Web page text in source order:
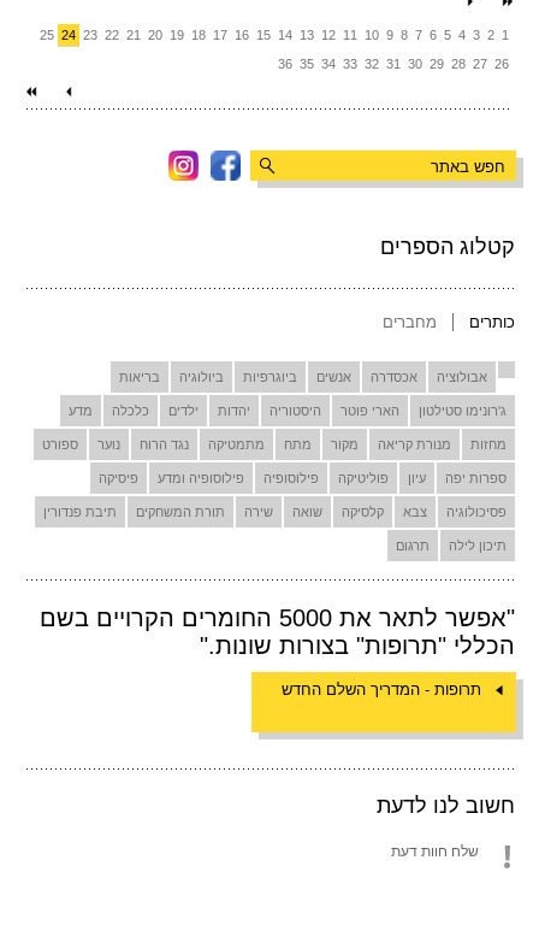
קטלוג הספרים
כותרים מחברים
אבולוציה אכסדרה אנשים ביוגרפיות ביולוגיה בריאות
ג'רונימו סטילטון הארי פוטר היסטוריה יהדות ילדים כלכלה מדע
מחזות מנורת קריאה מקור מתח מתמטיקה נגד הרוח נוער ספורט
ספרות יפה עיון פוליטיקה פילוסופיה פילוסופיה ומדע פיסיקה
פסיכולוגיה צבא קלסיקה שואה שירה תורת המשחקים תיבת פנדורין
תיכון לילה תרגום
"אפשר לתאר את 5000 החומרים הקרויים בשם
הכללי "תרופות" בצורות שונות."
תרופות - המדריך השלם החדש
חשוב לנו לדעת
שלח חוות דעת
1
2
3
4
5
6
7
8
9
10
11
12
13
14
15
16
17
18
19
20
21
22
23
24
25
26
27
28
29
30
31
32
33
34
35
36